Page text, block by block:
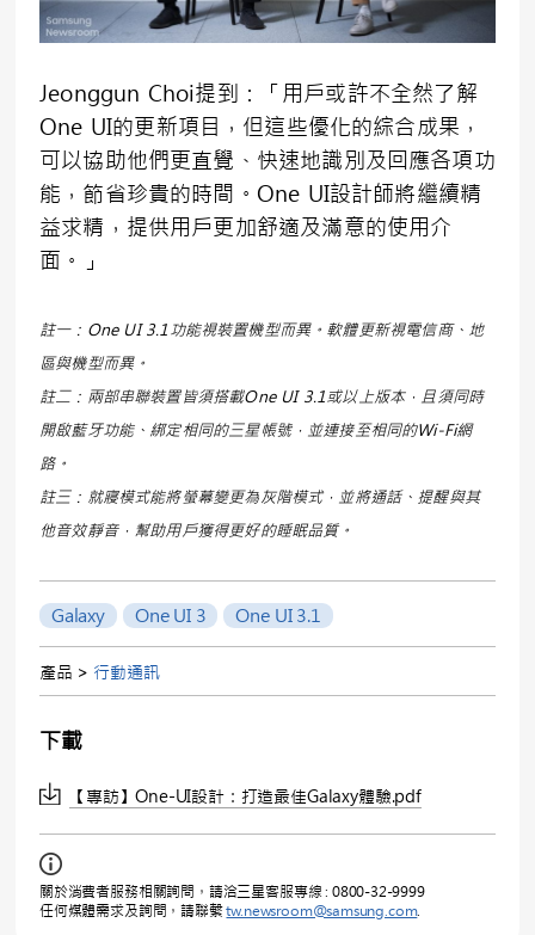
Jeonggun Choi提到：「用戶或許不全然了解
One UI的更新項目，但這些優化的綜合成果，
可以協助他們更直覺、快速地識別及回應各項功
能，節省珍貴的時間。One UI設計師將繼續精
益求精，提供用戶更加舒適及滿意的使用介
面。」
註一：One UI 3.1功能視裝置機型而異。軟體更新視電信商、地
區與機型而異。
註二：兩部串聯裝置皆須搭載One UI 3.1或以上版本，且須同時
開啟藍牙功能、綁定相同的三星帳號，並連接至相同的Wi-Fi網
路。
註三：就寢模式能將螢幕變更為灰階模式，並將通話、提醒與其
他音效靜音，幫助用戶獲得更好的睡眠品質。
Galaxy One UI 3 One UI 3.1
產品 > 行動通訊
下載
【專訪】One-UI設計：打造最佳Galaxy體驗.pdf
關於消費者服務相關詢問，請洽三星客服專線 : 0800-32-9999
任何媒體需求及詢問，請聯繫tw.newsroom@samsung.com.